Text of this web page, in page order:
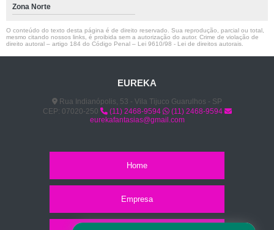
Zona Norte
O conteúdo do texto desta página é de direito reservado. Sua reprodução, parcial ou total,
mesmo citando nossos links, é proibida sem a autorização do autor. Crime de violação de
direito autoral – artigo 184 do Código Penal – Lei 9610/98 - Lei de direitos autorais
EUREKA
Rua Indianópolis, 53 - Vila Tijuco Guarulhos - SP
CEP: 07020-250
(11) 2468-9594
(11) 2468-9594
eurekafantasias@gmail.com
Home
Empresa